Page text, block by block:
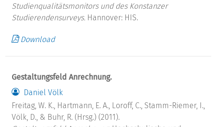
Studienqualitätsmonitors und des Konstanzer
Studierendensurveys. Hannover: HIS.
Download
Gestaltungsfeld Anrechnung.
Daniel Völk
Freitag, W. K., Hartmann, E. A., Loroff, C., Stamm-Riemer, I.,
Völk, D., & Buhr, R. (Hrsg.) (2011).